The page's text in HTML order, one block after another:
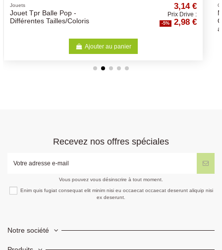
Prix Drive :
-5% 2,98 €
Opti-Life - Croquettes chiens
Recevez nos offres spéciales
Vous pouvez vous désinscrire à tout moment.
Enim quis fugiat consequat elit minim nisi eu occaecat occaecat deserunt aliquip nisi
ex deserunt.
Notre société